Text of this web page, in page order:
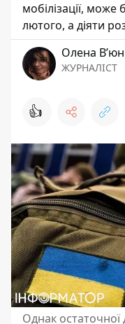
мобілізації, може
лютого, а діяти
Олена Вʼюн
ЖУРНАЛІСТ
👍
Однак